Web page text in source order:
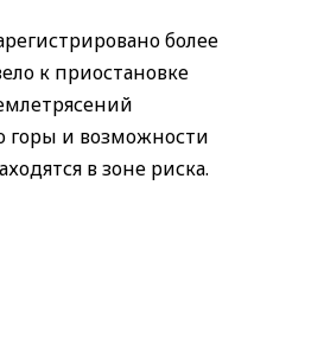
более
к приостановке
горы и возможности
в зоне риска.